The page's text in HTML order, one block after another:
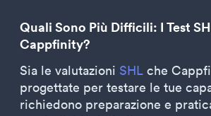
Quali Sono Più Difficili: I Test
Cappfinity?
Sia le valutazioni SHL che
progettate per testare le tue
richiedono preparazione e